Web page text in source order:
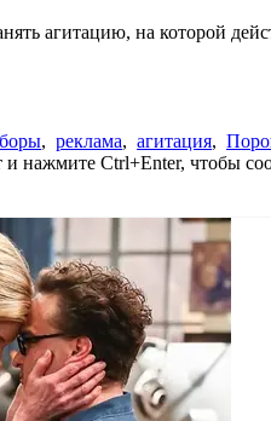
агитацию, на которой
, реклама, агитация,
нажмите Ctrl+Enter, чтобы